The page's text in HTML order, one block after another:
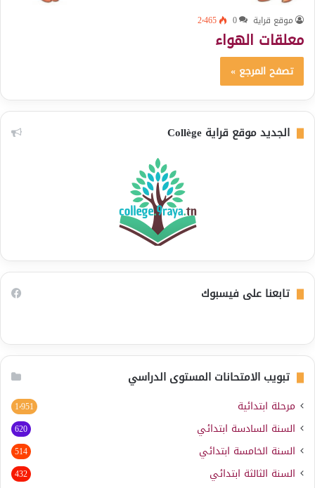
موقع قراية 0 2٬465
معلقات الهواء
تصفح المرجع »
الجديد موقع قراية Collège
تابعنا على فيسبوك
تبويب الامتحانات المستوى الدراسي
مرحلة ابتدائية 1٬951
السنة السادسة ابتدائي 620
السنة الخامسة ابتدائي 514
السنة الثالثة ابتدائي 432